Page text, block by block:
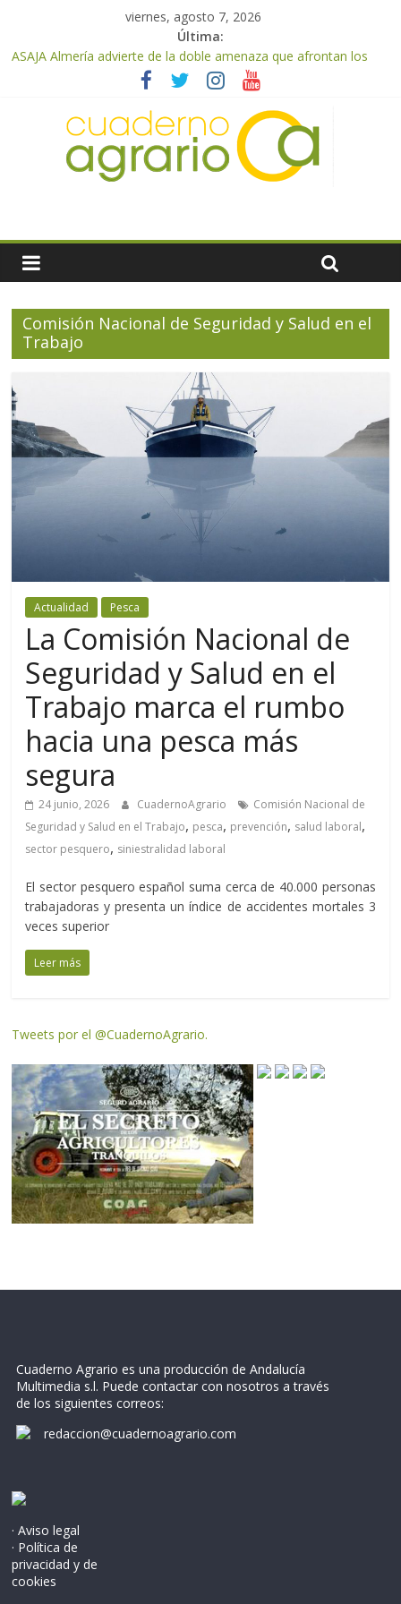
viernes, agosto 7, 2026
Última:
ASAJA Almería advierte de la doble amenaza que afrontan los
cítricos: la clorosis y la caída de los precios
ASAJA Almería: las primeras recolecciones de almendra
confirman una cosecha desigual marcada por las inclemencias
meteorológicas y la incertidumbre en los precios
El Ministerio de Agricultura, Pesca y Alimentación autoriza el
pago de 85 millones adicionales de ayudas de la PAC de
Cooperativas Agro-alimentarias de Andalucía celebra la
activación del mecanismo de regulación de oferta de aceite de
Comisión Nacional de Seguridad y Salud en el
Trabajo
Actualidad Pesca
La Comisión Nacional de
Seguridad y Salud en el
Trabajo marca el rumbo
hacia una pesca más
segura
24 junio, 2026 CuadernoAgrario
Comisión Nacional de
Seguridad y Salud en el Trabajo, pesca, prevención, salud laboral,
sector pesquero, siniestralidad laboral
El sector pesquero español suma cerca de 40.000 personas
trabajadoras y presenta un índice de accidentes mortales 3
veces superior
Leer más
Tweets por el @CuadernoAgrario.
Cuaderno Agrario es una producción de Andalucía
Multimedia s.l. Puede contactar con nosotros a través
de los siguientes correos:
redaccion@cuadernoagrario.com
· Aviso legal
· Política de
privacidad y de
cookies